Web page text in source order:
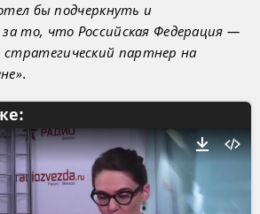
бы подчеркнуть и
то, что Российская Федерация —
партнер на
.